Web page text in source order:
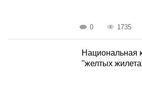
0 1735
Национальная
"желтых